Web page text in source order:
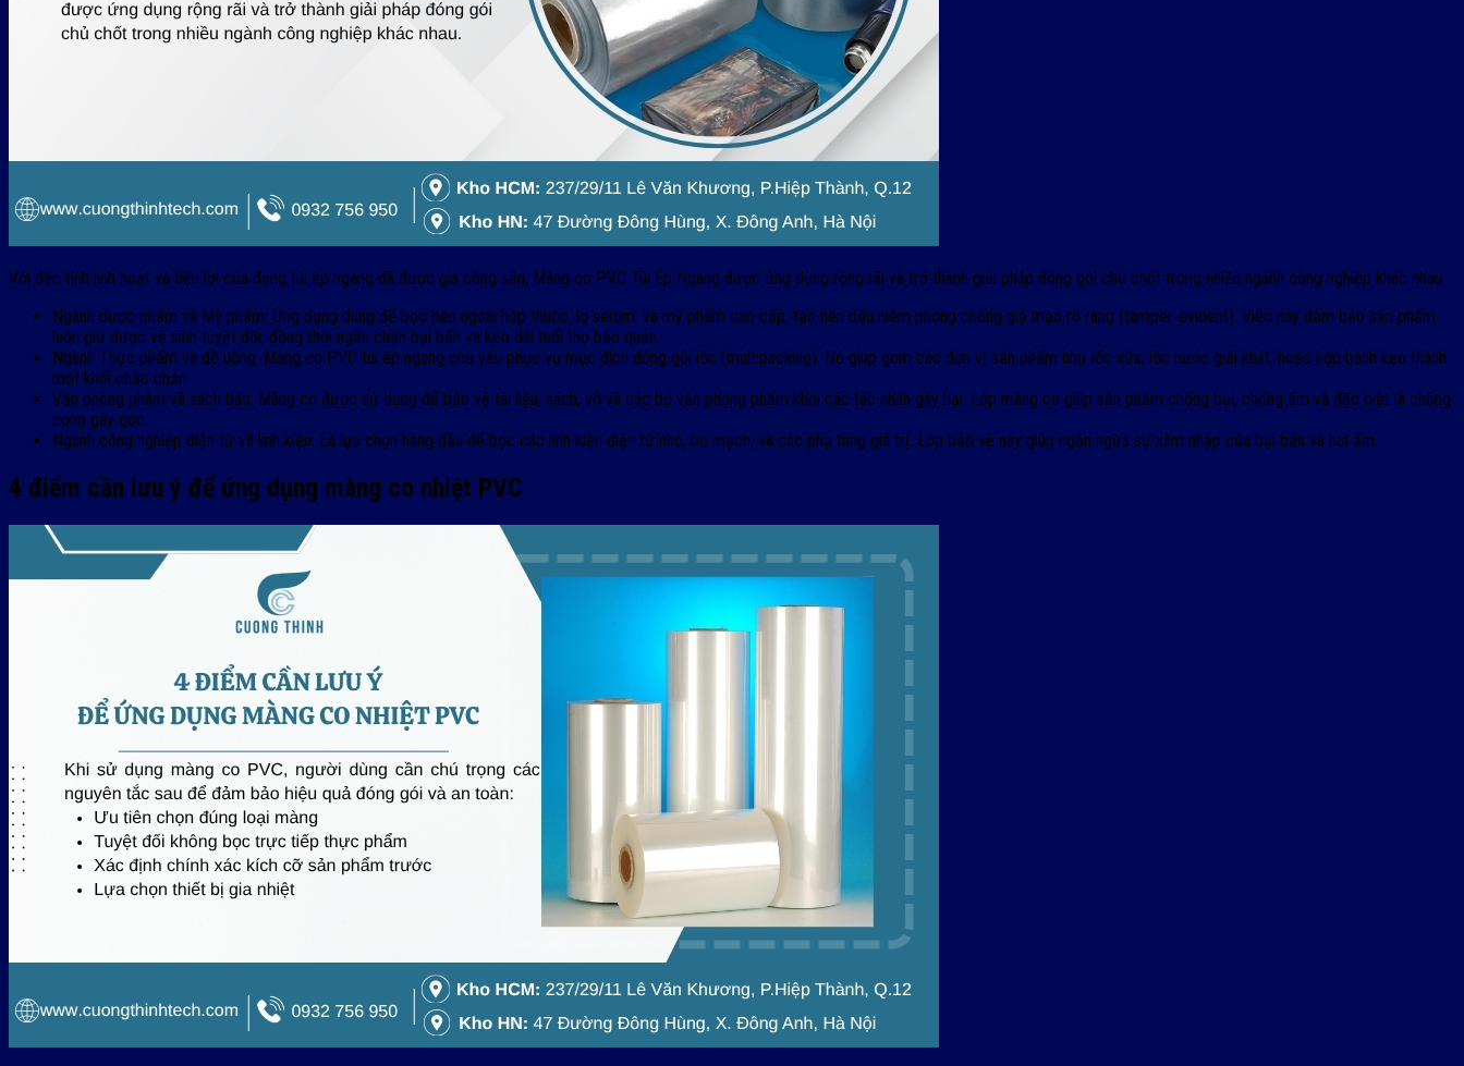
Với đặc tính linh hoạt và tiện lợi của dạng túi ép ngang đã được gia công sẵn, Màng co PVC Túi Ép Ngang được ứng dụng rộng rãi và trở thành giải pháp đóng gói chủ chốt trong nhiều ngành công nghiệp khác nhau.
Ngành dược phẩm và Mỹ phẩm: Ứng dụng dùng để bọc bên ngoài hộp thuốc, lọ serum, và mỹ phẩm cao cấp, tạo nên dấu niêm phong chống giả mạo rõ ràng (tamper-evident). Việc này đảm bảo sản phẩm
luôn giữ được vệ sinh tuyệt đối, đồng thời ngăn chặn bụi bẩn và kéo dài tuổi thọ bảo quản.
Ngành Thực phẩm và đồ uống: Màng co PVC túi ép ngang chủ yếu phục vụ mục đích đóng gói lốc (multipacking). Nó giúp gom các đơn vị sản phẩm như lốc sữa, lốc nước giải khát, hoặc hộp bánh kẹo thành
một khối chắc chắn.
Văn phòng phàm và sách báo: Màng co được sử dụng để bảo vệ tài liệu, sách, vở và các bộ văn phòng phẩm khỏi các tác nhân gây hại. Lớp màng co giúp sản phẩm chống bụi, chống ẩm và đặc biệt là chống
cong gãy góc.
Ngành công nghiệp điện tử và linh kiện: Là lựa chọn hàng đầu để bọc các linh kiện điện tử nhỏ, bo mạch, và các phụ tùng giá trị. Lớp bảo vệ này giúp ngăn ngừa sự xâm nhập của bụi bẩn và hơi ẩm.
4 điểm cần lưu ý để ứng dụng màng co nhiệt PVC